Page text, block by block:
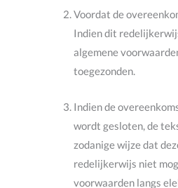
Voordat de
Indien dit
algemene
toegezonden.
Indien de
wordt gesloten, de
zodanige wijze dat
redelijkerwijs niet
voorwaarden langs